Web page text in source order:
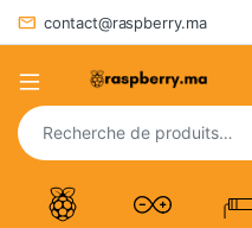
contact@raspberry.ma
Recherche pour :